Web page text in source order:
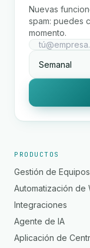
Nuevas
spam: puedes
momento.
PRODUCTOS
Gestión de Equipos
Automatización de
Integraciones
Agente de IA
Aplicación de